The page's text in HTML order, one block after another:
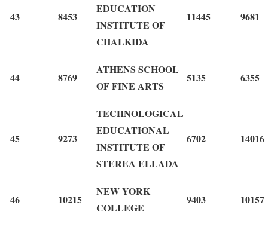
43 8453
EDUCATION
INSTITUTE OF
CHALKIDA
11445 9681
44 8769
ATHENS SCHOOL
OF FINE ARTS
5135 6355
45 9273
TECHNOLOGICAL
EDUCATIONAL
INSTITUTE OF
STEREA ELLADA
6702 14016
46 10215
NEW YORK
COLLEGE
9403 10157